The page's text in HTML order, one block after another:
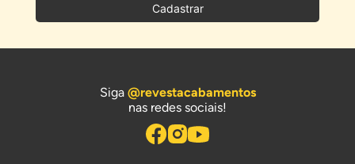
Cadastrar
Siga @revestacabamentos
nas redes sociais!